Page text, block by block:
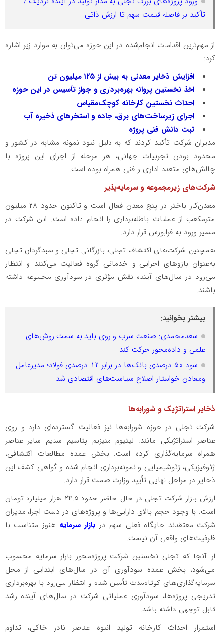
تأکید بر فاصله قیمت سهم تا ارزش ذاتی
از مهم‌ترین اقدامات انجام‌شده در این حوزه می‌توان به موارد زیر اشاره
کرد:
افزایش ذخایر معدنی به بیش از ۱۲۵ میلیون تن
اخذ نخستین پروانه بهره‌برداری و جواز تأسیس در این حوزه
احداث نخستین کارخانه کوچک‌مقیاس
اجرای زیرساخت‌های برق، جاده و استخرهای ذخیره آب
ثبت دانش فنی پروژه
مدیران شرکت تأکید کردند که به دلیل نبود نمونه مشابه در کشور و
محدود بودن تجربیات جهانی، هر مرحله از اجرای این پروژه با
چالش‌های متعدد اداری و فنی همراه بوده است.
شرکت‌های زیرمجموعه و سرمایه‌پذیر
معدن‌کار باختر در پنج معدن فعال است و تاکنون حدود ۲۸ میلیون
مترمکعب از عملیات باطله‌برداری را انجام داده است. این شرکت در
مسیر ورود به فرابورس قرار دارد.
همچنین شرکت‌های اکتشاف تجلی، بازرگانی تجلی و سبدگردان تجلی
به‌عنوان بازوهای اجرایی و خدماتی گروه فعالیت می‌کنند و انتظار
می‌رود در سال‌های آینده نقش مؤثری در سودآوری مجموعه داشته
باشند.
بیشتر بخوانید:
سعدمحمدی: صنعت سرب و روی باید به سمت روش‌های
علمی و داده‌محور حرکت کند
سود ۵۰ درصدی بانک‌ها در برابر ۱۲ درصدی فولاد؛ مدیرعامل
ومعادن خواستار اصلاح سیاست‌های اقتصادی شد
ذخایر استراتژیک و شورابه‌ها
شرکت تجلی در حوزه شورابه‌ها نیز فعالیت گسترده‌ای دارد و روی
عناصر استراتژیکی مانند: لیتیوم منیزیم پتاسیم سدیم سایر عناصر
همراه سرمایه‌گذاری کرده است. بخش عمده مطالعات اکتشافی،
ژئوفیزیکی، ژئوشیمیایی و نمونه‌برداری انجام شده و گواهی کشف این
ذخایر در مراحل نهایی تأیید وزارت صمت قرار دارد.
ارزش بازار شرکت تجلی در حال حاضر حدود ۲۴.۵ هزار میلیارد تومان
است. با وجود حجم بالای دارایی‌ها و پروژه‌های در دست اجرا، مدیران
شرکت معتقدند جایگاه فعلی سهم در بازار سرمایه هنوز متناسب با
ظرفیت‌های واقعی آن نیست.
از آنجا که تجلی نخستین شرکت پروژه‌محور بازار سرمایه محسوب
می‌شود، بخش عمده سودآوری آن در سال‌های ابتدایی از محل
سرمایه‌گذاری‌های کوتاه‌مدت تأمین شده و انتظار می‌رود با بهره‌برداری
تدریجی پروژه‌ها، سودآوری عملیاتی شرکت در سال‌های آینده رشد
قابل توجهی داشته باشد.
استمرار احداث کارخانه تولید انبوه عناصر نادر خاکی، تداوم